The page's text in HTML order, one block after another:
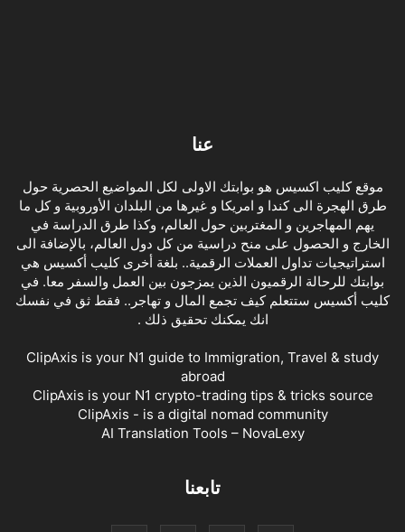
عنا
موقع كليب اكسيس هو بوابتك الاولى لكل المواضيع الحصرية حول
طرق الهجرة الى كندا و امريكا و غيرها من البلدان الأوروبية و كل ما
يهم المهاجرين و المغتربين حول العالم، وكذا طرق الدراسة في
الخارج و الحصول على منح دراسية من كل دول العالم، بالإضافة الى
استراتيجيات تداول العملات الرقمية.. بلغة أخرى كليب أكسيس هي
بوابتك للرحالة الرقميون الذين يمزجون بين العمل والسفر معا. في
كليب أكسيس ستتعلم كيف تجمع المال و تهاجر.. فقط ثق في نفسك
انك يمكنك تحقيق ذلك .
ClipAxis is your N1 guide to Immigration, Travel & study
abroad
ClipAxis is your N1 crypto-trading tips & tricks source
ClipAxis - is a digital nomad community
AI Translation Tools – NovaLexy
تابعنا